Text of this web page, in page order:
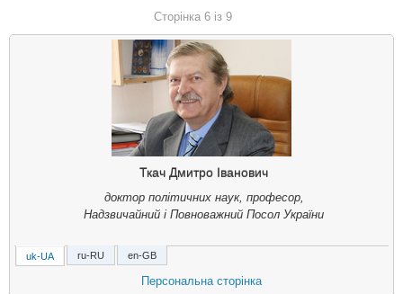
Сторінка 6 із 9
Ткач Дмитро Іванович
доктор політичних наук, професор,
Надзвичайний і Повноважний Посол України
Ткач Дмитрий Иванович
доктор политических наук, профессор,
uk-UA ru-RU en-GB
Персональна сторінка